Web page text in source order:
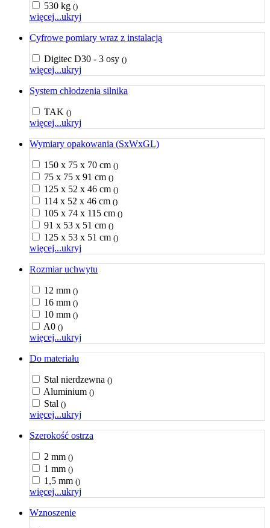
530 kg ()
więcej...ukryj
Cyfrowe pomiary wraz z instalacją
Digitec D30 - 3 osy ()
więcej...ukryj
System chłodzenia silnika
TAK ()
więcej...ukryj
Wymiary opakowania (SxWxGL)
150 x 75 x 70 cm ()
75 x 75 x 91 cm ()
125 x 52 x 46 cm ()
114 x 52 x 46 cm ()
105 x 74 x 115 cm ()
91 x 53 x 51 cm ()
125 x 53 x 51 cm ()
więcej...ukryj
Rozmiar uchwytu
12 mm ()
16 mm ()
10 mm ()
A0 ()
więcej...ukryj
Do materiału
Stal nierdzewna ()
Aluminium ()
Stal ()
więcej...ukryj
Szerokość ostrza
2 mm ()
1 mm ()
1,5 mm ()
więcej...ukryj
Wznoszenie